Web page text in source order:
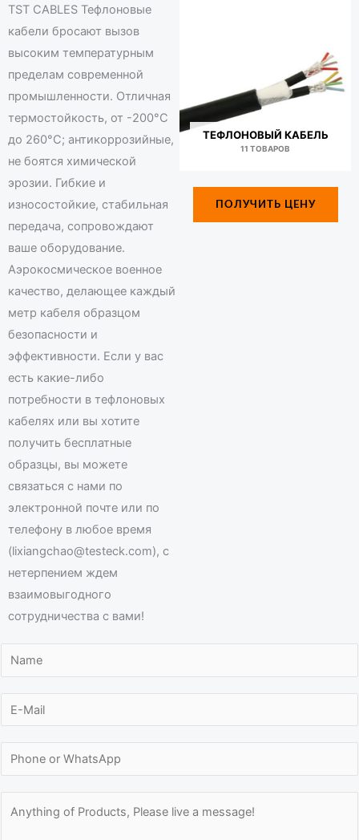
TST CABLES Тефлоновые
кабели бросают вызов
высоким температурным
пределам современной
промышленности. Отличная
термостойкость, от -200°C
до 260°C; антикоррозийные,
не боятся химической
эрозии. Гибкие и
износостойкие, стабильная
передача, сопровождают
ваше оборудование.
Аэрокосмическое военное
качество, делающее каждый
метр кабеля образцом
безопасности и
эффективности. Если у вас
есть какие-либо
потребности в тефлоновых
кабелях или вы хотите
получить бесплатные
образцы, вы можете
связаться с нами по
электронной почте или по
телефону в любое время
(lixiangchao@testeck.com), с
нетерпением ждем
взаимовыгодного
сотрудничества с вами!
ТЕФЛОНОВЫЙ КАБЕЛЬ
11 ТОВАРОВ
ПОЛУЧИТЬ ЦЕНУ
a
m
*
-
m
N
u
m